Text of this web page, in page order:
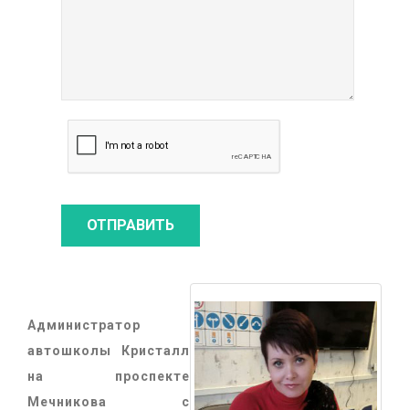
Администратор
автошколы Кристалл
на проспекте
Мечникова с